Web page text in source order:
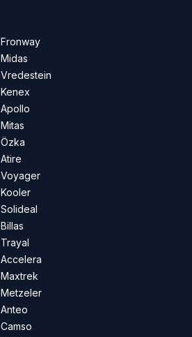
Fronway
Midas
Vredestein
Kenex
Apollo
Mitas
Özka
Atire
Voyager
Kooler
Solideal
Billas
Trayal
Accelera
Maxtrek
Metzeler
Anteo
Camso